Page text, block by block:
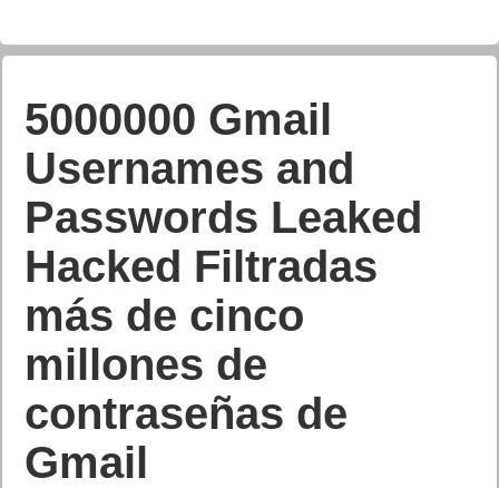
5000000 Gmail
Usernames and
Passwords Leaked
Hacked Filtradas
más de cinco
millones de
contraseñas de
Gmail